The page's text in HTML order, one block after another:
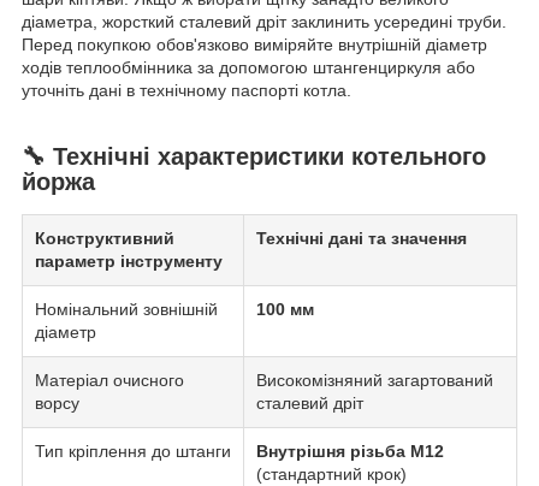
діаметра, жорсткий сталевий дріт заклинить усередині труби.
Перед покупкою обов'язково виміряйте внутрішній діаметр
ходів теплообмінника за допомогою штангенциркуля або
уточніть дані в технічному паспорті котла.
🔧 Технічні характеристики котельного
йоржа
Конструктивний
параметр інструменту
Технічні дані та значення
Номінальний зовнішній
діаметр
100 мм
Матеріал очисного
ворсу
Високомізняний загартований
сталевий дріт
Тип кріплення до штанги
Внутрішня різьба М12
(стандартний крок)